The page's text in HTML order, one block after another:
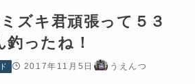
ズキ君頑張って５３
ったね！
2017年11月5日 うえんつ